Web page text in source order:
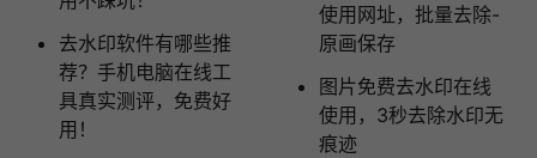
去水印软件有哪些推
荐？手机电脑在线工
具真实测评，免费好
用！
使用网址，批量去除-
原画保存
图片免费去水印在线
使用，3秒去除水印无
痕迹